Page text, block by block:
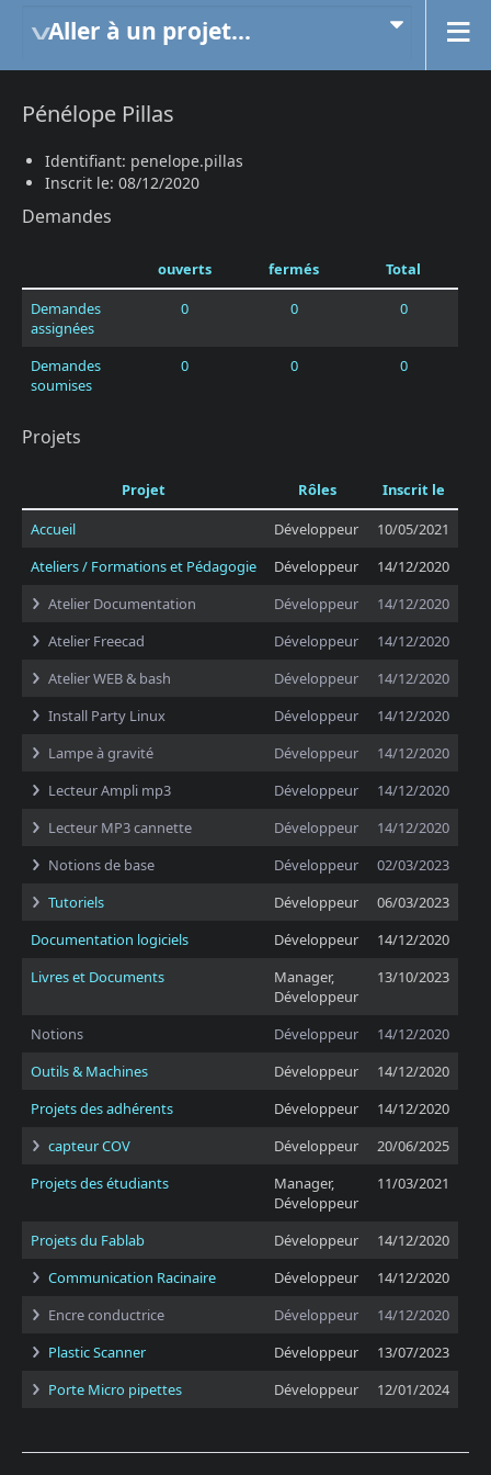
Aller à un projet...
Pénélope Pillas
Identifiant: penelope.pillas
Inscrit le: 08/12/2020
Demandes
ouverts fermés
Total
Demandes
assignées
0 0 0
Demandes
soumises
0 0 0
Projets
Projet Rôles
Inscrit le
Accueil
Développeur
10/05/2021
Ateliers / Formations et Pédagogie
Développeur
14/12/2020
Atelier Documentation
Développeur
14/12/2020
Atelier Freecad
Développeur
14/12/2020
Atelier WEB & bash
Développeur
14/12/2020
Install Party Linux
Développeur
14/12/2020
Lampe à gravité
Développeur
14/12/2020
Lecteur Ampli mp3
Développeur
14/12/2020
Lecteur MP3 cannette
Développeur
14/12/2020
Notions de base
Développeur
02/03/2023
Tutoriels
Développeur
06/03/2023
Documentation logiciels
Développeur
14/12/2020
Livres et Documents
Manager,
Développeur
13/10/2023
Notions Développeur
14/12/2020
Outils & Machines
Développeur
14/12/2020
Projets des adhérents
Développeur
14/12/2020
capteur COV
Développeur
20/06/2025
Projets des étudiants
Manager,
Développeur
11/03/2021
Projets du Fablab Développeur
14/12/2020
Communication Racinaire
Développeur
14/12/2020
Encre conductrice
Développeur
14/12/2020
Plastic Scanner
Développeur
13/07/2023
Porte Micro pipettes
Développeur 12/01/2024